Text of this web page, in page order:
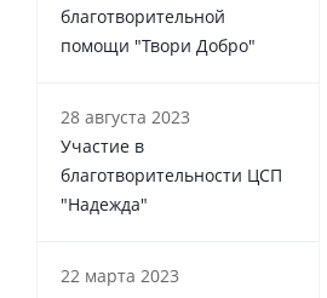
благотворительной
помощи "Твори Добро"
28 августа 2023
Участие в
благотворительности ЦСП
"Надежда"
22 марта 2023